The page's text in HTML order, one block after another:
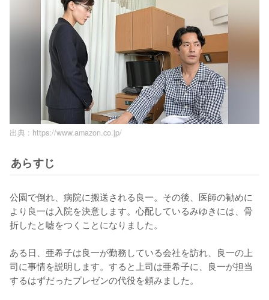
出典 : https://www.amazon.co.jp/
あらすじ
公園で倒れ、病院に搬送される良一。その後、医師の勧めに
より良一は入院を決意します。心配しているみゆきには、骨
折したと嘘をつくことになりました。
ある日、亜希子は良一が勤務している会社を訪れ、良一の上
司に事情を説明します。すると上司は亜希子に、良一が担当
するはずだったプレゼンの代役を頼みました。